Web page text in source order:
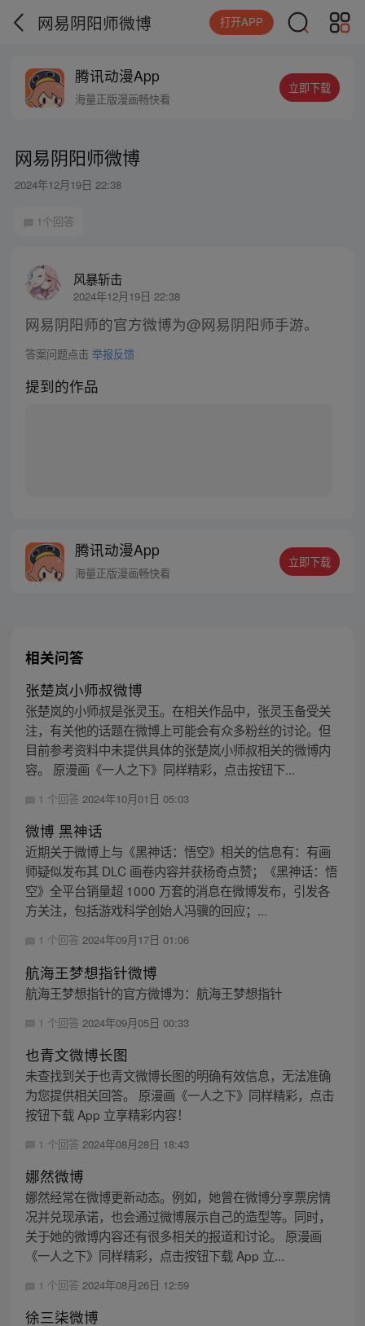
网易阴阳师微博 打开APP
腾讯动漫App
海量正版漫画畅快看
立即下载
网易阴阳师微博
2024年12月19日 22:38
1个回答
风暴斩击
2024年12月19日 22:38
网易阴阳师的官方微博为@网易阴阳师手游。
答案问题点击 举报反馈
提到的作品
腾讯动漫App
海量正版漫画畅快看
立即下载
相关问答
张楚岚小师叔微博
张楚岚的小师叔是张灵玉。在相关作品中，张灵玉备受关
注，有关他的话题在微博上可能会有众多粉丝的讨论。但
目前参考资料中未提供具体的张楚岚小师叔相关的微博内
容。 原漫画《一人之下》同样精彩，点击按钮下...
1 个回答 2024年10月01日 05:03
微博 黑神话
近期关于微博上与《黑神话：悟空》相关的信息有：有画
师疑似发布其 DLC 画卷内容并获杨奇点赞；《黑神话：悟
空》全平台销量超 1000 万套的消息在微博发布，引发各
方关注，包括游戏科学创始人冯骥的回应；...
1 个回答 2024年09月17日 01:06
航海王梦想指针微博
航海王梦想指针的官方微博为：航海王梦想指针
1 个回答 2024年09月05日 00:33
也青文微博长图
未查找到关于也青文微博长图的明确有效信息，无法准确
为您提供相关回答。 原漫画《一人之下》同样精彩，点击
按钮下载 App 立享精彩内容！
1 个回答 2024年08月28日 18:43
娜然微博
娜然经常在微博更新动态。例如，她曾在微博分享票房情
况并兑现承诺，也会通过微博展示自己的造型等。同时，
关于她的微博内容还有很多相关的报道和讨论。 原漫画
《一人之下》同样精彩，点击按钮下载 App 立...
1 个回答 2024年08月26日 12:59
徐三柒微博